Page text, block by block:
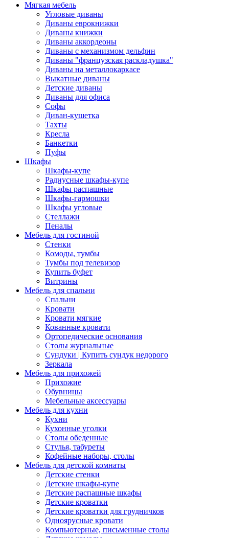
Мягкая мебель
Угловые диваны
Диваны еврокнижки
Диваны книжки
Диваны аккордеоны
Диваны с механизмом дельфин
Диваны "французская раскладушка"
Диваны на металлокаркасе
Выкатные диваны
Детские диваны
Диваны для офиса
Софы
Диван-кушетка
Тахты
Кресла
Банкетки
Пуфы
Шкафы
Шкафы-купе
Радиусные шкафы-купе
Шкафы распашные
Шкафы-гармошки
Шкафы угловые
Стеллажи
Пеналы
Мебель для гостиной
Стенки
Комоды, тумбы
Тумбы под телевизор
Купить буфет
Витрины
Мебель для спальни
Спальни
Кровати
Кровати мягкие
Кованные кровати
Ортопедические основания
Столы журнальные
Сундуки | Купить сундук недорого
Зеркала
Мебель для прихожей
Прихожие
Обувницы
Мебельные аксессуары
Мебель для кухни
Кухни
Кухонные уголки
Столы обеденные
Стулья, табуреты
Кофейные наборы, столы
Мебель для детской комнаты
Детские стенки
Детские шкафы-купе
Детские распашные шкафы
Детские кроватки
Детские кроватки для грудничков
Одноярусные кровати
Компьютерные, письменные столы